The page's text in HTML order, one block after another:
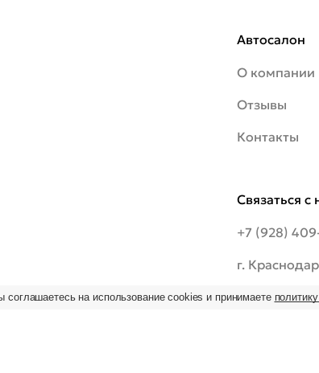
Автосалон
О компании
Отзывы
Контакты
Связаться с
+7 (928)
г.
шоссе, 20/1
соглашаетесь на использование cookies и принимаете